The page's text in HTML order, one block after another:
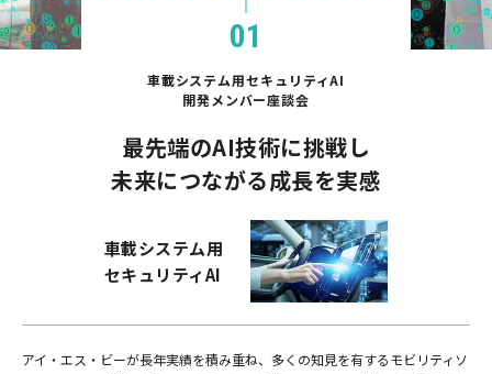
01
車載システム用セキュリティAI
開発メンバー座談会
最先端のAI技術に挑戦し
未来につながる成長を実感
車載システム用
セキュリティAI
アイ・エス・ビーが長年実績を積み重ね、多くの知見を有するモビリティソ